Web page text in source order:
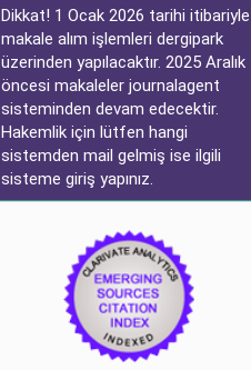
Dikkat! 1 Ocak 2026 tarihi itibariyle
makale alım işlemleri dergipark
üzerinden yapılacaktır. 2025 Aralık
öncesi makaleler journalagent
sisteminden devam edecektir.
Hakemlik için lütfen hangi
sistemden mail gelmiş ise ilgili
sisteme giriş yapınız.